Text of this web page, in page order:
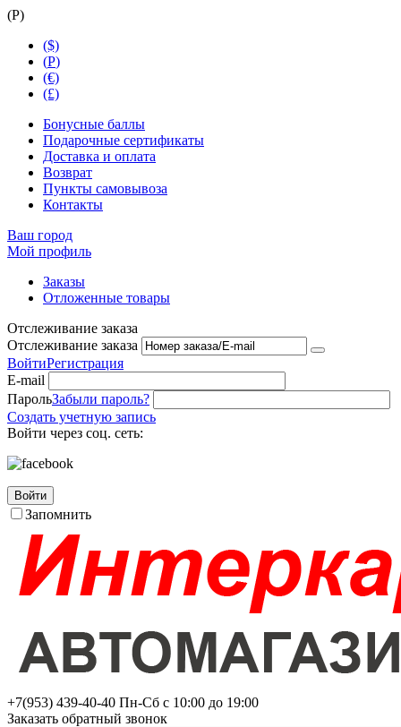
(Р)
($)
(Р)
(€)
(£)
Бонусные баллы
Подарочные сертификаты
Доставка и оплата
Возврат
Пункты самовывоза
Контакты
Ваш город
Мой профиль
Заказы
Отложенные товары
Отслеживание заказа
Отслеживание заказа
ВойтиРегистрация
E-mail
ПарольЗабыли пароль?
Создать учетную запись
Войти через соц. сеть:
Войти
Запомнить
+7(953) 439-40-40 Пн-Сб с 10:00 до 19:00
Заказать обратный звонок